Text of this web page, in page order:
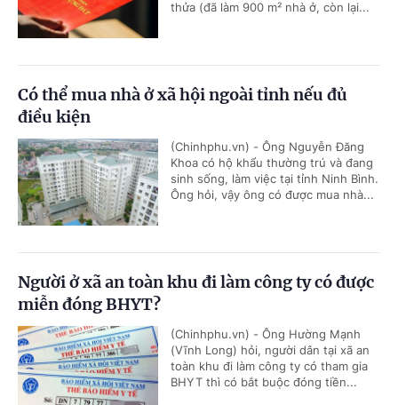
thửa (đã làm 900 m² nhà ở, còn lại...
Có thể mua nhà ở xã hội ngoài tỉnh nếu đủ
điều kiện
(Chinhphu.vn) - Ông Nguyễn Đăng
Khoa có hộ khẩu thường trú và đang
sinh sống, làm việc tại tỉnh Ninh Bình.
Ông hỏi, vậy ông có được mua nhà...
Người ở xã an toàn khu đi làm công ty có được
miễn đóng BHYT?
(Chinhphu.vn) - Ông Hường Mạnh
(Vĩnh Long) hỏi, người dân tại xã an
toàn khu đi làm công ty có tham gia
BHYT thì có bắt buộc đóng tiền...